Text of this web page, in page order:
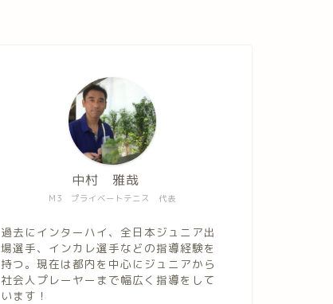
M3 プライベートテニス 代表
中村 雅哉
過去にインターハイ、全日本ジュニア出
場選手、インカレ選手などの指導経験を
持つ。現在は都内を中心にジュニアから
社会人プレーヤーまで幅広く指導をして
います！